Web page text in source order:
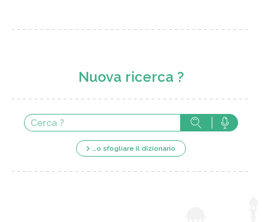
Nuova ricerca ?
…o sfogliare il dizionario